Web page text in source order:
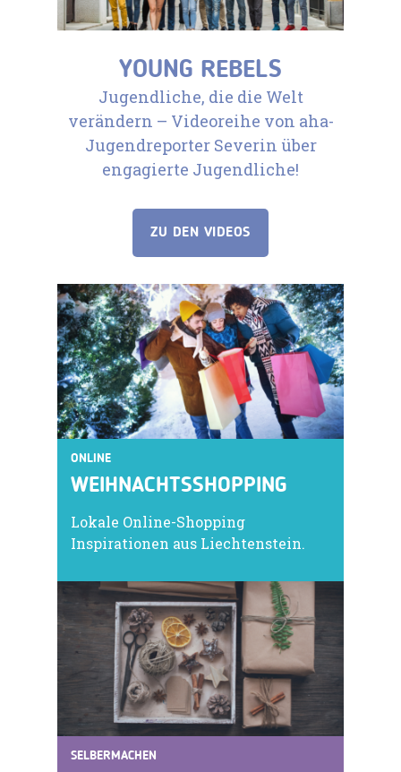
YOUNG REBELS
Jugendliche, die die Welt
verändern – Videoreihe von aha-
Jugendreporter Severin über
engagierte Jugendliche!
ZU DEN VIDEOS
ONLINE
WEIHNACHTSSHOPPING
Lokale Online-Shopping
Inspirationen aus Liechtenstein.
SELBERMACHEN